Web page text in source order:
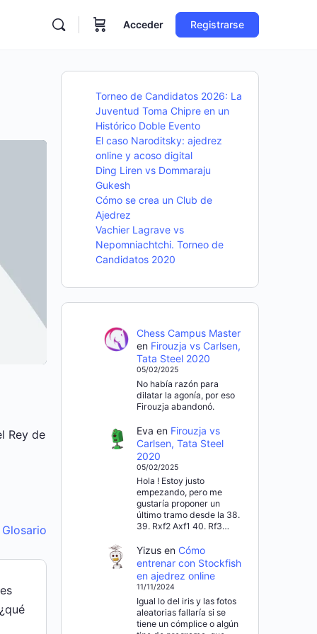
Acceder Registrarse
Rey de
Torneo de Candidatos 2026: La
Juventud Toma Chipre en un
Histórico Doble Evento
El caso Naroditsky: ajedrez
online y acoso digital
Ding Liren vs Dommaraju
Gukesh
Cómo se crea un Club de
Ajedrez
Vachier Lagrave vs
Nepomniachtchi. Torneo de
Candidatos 2020
Chess Campus Master
en Firouzja vs Carlsen,
Tata Steel 2020
05/02/2025
No había razón para
dilatar la agonía, por eso
Firouzja abandonó.
Eva en Firouzja vs
Carlsen, Tata Steel
2020
05/02/2025
Hola ! Estoy justo
empezando, pero me
gustaría proponer un
último tramo desde la 38.
39. Rxf2 Axf1 40. Rf3…
Yizusen Cómo
entrenar con Stockfish
en ajedrez online
11/11/2024
Igual lo del iris y las fotos
aleatorias fallaría si se
tiene un cómplice o algún